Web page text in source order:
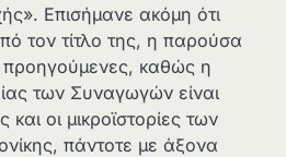
Επισήμανε ακόμη ότι
τον τίτλο της, η παρούσα
προηγούμενες, καθώς η
των Συναγωγών είναι
οι μικροϊστορίες των
πάντοτε με άξονα